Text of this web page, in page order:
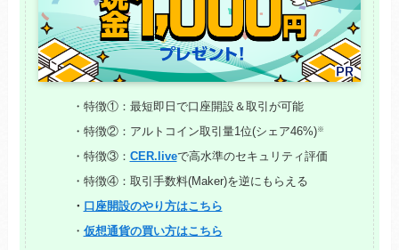
・特徴①：最短即日で口座開設＆取引が可能
・特徴②：アルトコイン取引量1位(シェア46%)※
・特徴③： CER.liveで高水準のセキュリティ評価
・特徴④：取引手数料(Maker)を逆にもらえる
・ 口座開設のやり方はこちら
・ 仮想通貨の買い方はこちら